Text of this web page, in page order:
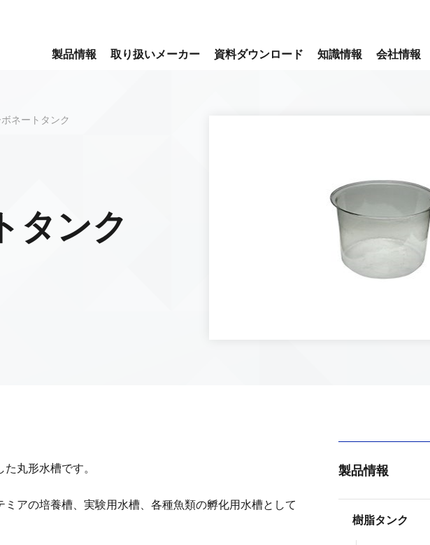
製品情報 取り扱いメーカー 資料ダウンロード 知識情報 会社情報
ネートタンク
タンク
丸形水槽です。
アの培養槽、実験用水槽、各種魚類の孵化用水槽として
製品情報
樹脂タンク